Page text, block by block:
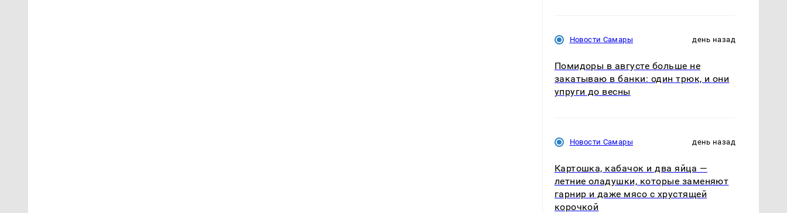
Новости Самары день назад
Помидоры в августе больше не
закатываю в банки: один трюк, и они
упруги до весны
Новости Самары день назад
Картошка, кабачок и два яйца —
летние оладушки, которые заменяют
гарнир и даже мясо с хрустящей
корочкой